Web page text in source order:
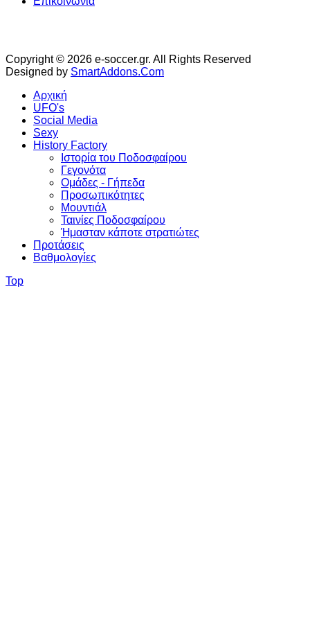
Copyright © 2026 e-soccer.gr. All Rights Reserved
Designed by SmartAddons.Com
Αρχική
UFO's
Social Media
Sexy
History Factory
Ιστορία του Ποδοσφαίρου
Γεγονότα
Ομάδες - Γήπεδα
Προσωπικότητες
Μουντιάλ
Ταινίες Ποδοσφαίρου
Ήμασταν κάποτε στρατιώτες
Προτάσεις
Βαθμολογίες
Top